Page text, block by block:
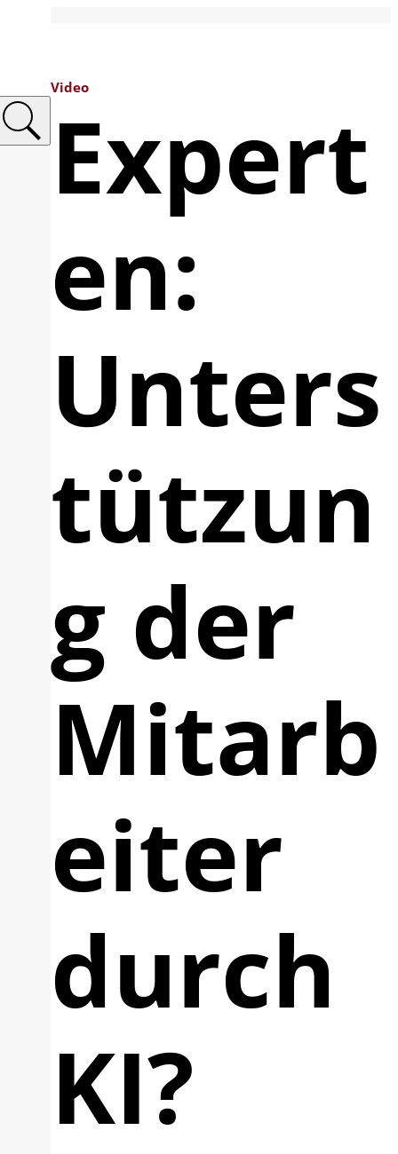
Video
Expert
en:
Unters
tützun
g der
Mitarb
eiter
durch
KI?